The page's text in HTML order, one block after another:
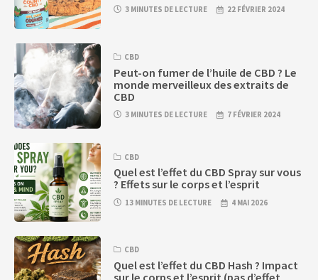
3 MINUTES DE LECTURE 22 FÉVRIER 2024
CBD
Peut-on fumer de l’huile de CBD ? Le
monde merveilleux des extraits de
CBD
3 MINUTES DE LECTURE 7 FÉVRIER 2024
CBD
Quel est l’effet du CBD Spray sur vous
? Effets sur le corps et l’esprit
13 MINUTES DE LECTURE 4 MAI 2026
CBD
Quel est l’effet du CBD Hash ? Impact
sur le corps et l’esprit (pas d’effet